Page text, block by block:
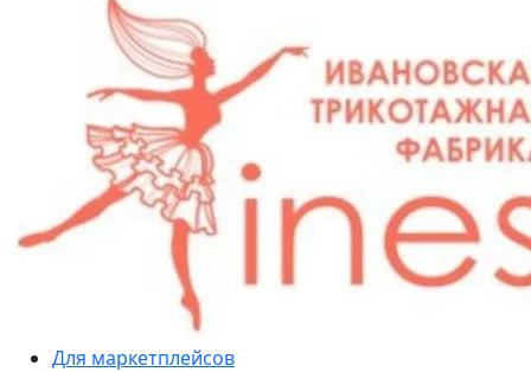
Для маркетплейсов